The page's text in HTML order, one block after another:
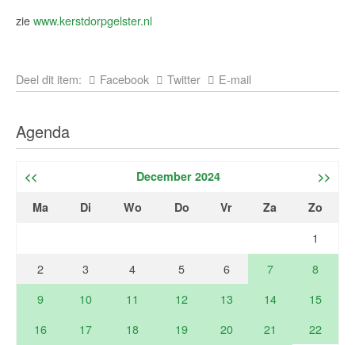
ziewww.kerstdorpgelster.nl
Deel dit item: Facebook Twitter E-mail
Agenda
<< December 2024
>>
Ma
Di Wo Do Vr Za Zo
1
2
3 4 5 6 7
8
9
10 11 12 13 14
15
16
17 18 19 20 21
22